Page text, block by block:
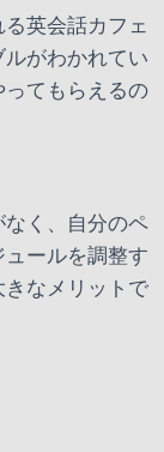
英会話カフェ
がわかれてい
てもらえるの
く、自分のペ
ールを調整す
なメリットで